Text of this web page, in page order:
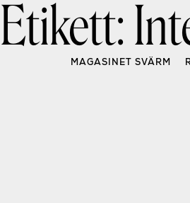
to
MAGASINET SVÄRM
Etikett: